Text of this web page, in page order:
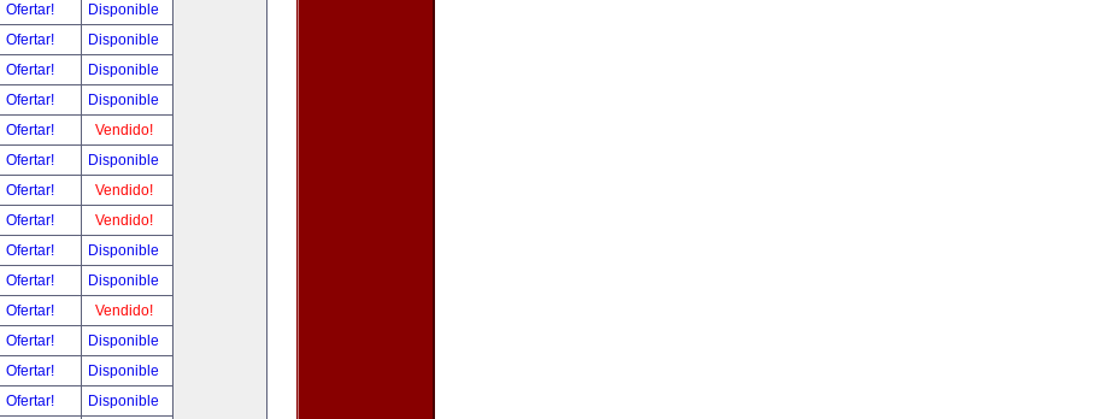
Ofertar!
Disponible
Ofertar!
Disponible
Ofertar!
Disponible
Ofertar!
Disponible
Ofertar!
Vendido!
Ofertar!
Disponible
Ofertar!
Vendido!
Ofertar!
Vendido!
Ofertar!
Disponible
Ofertar!
Disponible
Ofertar!
Vendido!
Ofertar!
Disponible
Ofertar!
Disponible
Ofertar!
Disponible